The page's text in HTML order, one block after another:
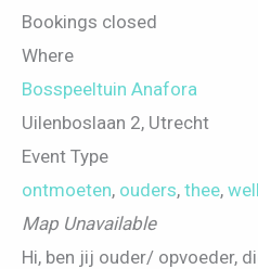
Bookings closed
Where
Bosspeeltuin Anafora
Uilenboslaan 2, Utrecht
Event Type
ontmoeten, ouders, thee,
Map Unavailable
Hi, ben jij ouder/ opvoeder,